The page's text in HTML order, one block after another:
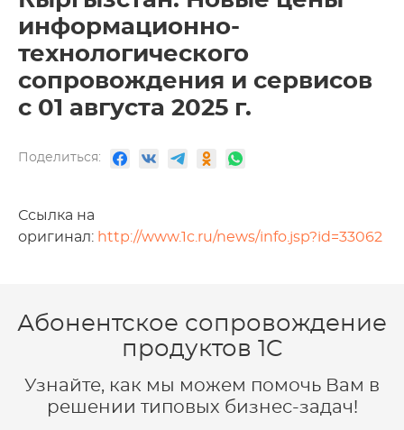
информационно-
технологического
сопровождения и сервисов
с 01 августа 2025 г.
Поделиться:
Ссылка на
оригинал: http://www.1c.ru/news/info.jsp?id=33062
Абонентское сопровождение
продуктов 1C
Узнайте, как мы можем помочь Вам в
решении типовых бизнес-задач!